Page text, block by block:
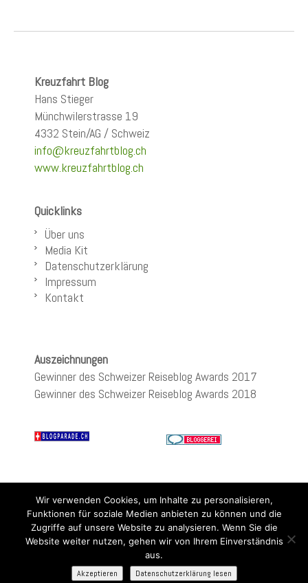
Kreuzfahrt Blog
Hans Stieger
Münchwilerstrasse 19
4332 Stein/AG / Schweiz
info@kreuzfahrtblog.ch
www.kreuzfahrtblog.ch
Quicklinks
Über uns
Media Kit
Datenschutzerklärung
Impressum
Kontakt
Auszeichnungen
Gewinner des Schweizer Reiseblog Awards 2017
Gewinner des Schweizer Reiseblog Awards 2018
Wir verwenden Cookies, um Inhalte zu personalisieren,
Funktionen für soziale Medien anbieten zu können und die
Zugriffe auf unsere Website zu analysieren. Wenn Sie die
Website weiter nutzen, gehen wir von Ihrem Einverständnis
aus.
Akzeptieren
Datenschutzerklärung lesen